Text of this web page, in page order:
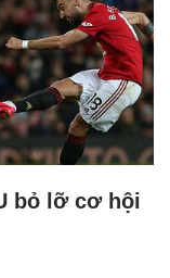
bỏ lỡ cơ hội